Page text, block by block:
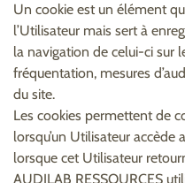
Un cookie est un élément
l’Utilisateur mais sert à
la navigation de celui-ci sur
fréquentation, mesures
du site.
Les cookies permettent de
lorsqu’un Utilisateur
lorsque cet Utilisateur
AUDILAB RESSOURCES